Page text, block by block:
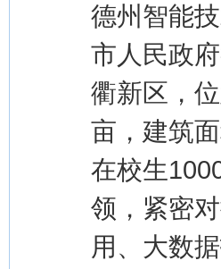
德州智能
市人民政
衢新区，
亩，建筑
在校生
领，紧密
用、大数